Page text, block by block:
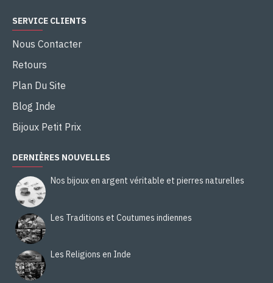
SERVICE CLIENTS
Nous Contacter
Retours
Plan Du Site
Blog Inde
Bijoux Petit Prix
DERNIÈRES NOUVELLES
Nos bijoux en argent véritable et pierres naturelles
Les Traditions et Coutumes indiennes
Les Religions en Inde